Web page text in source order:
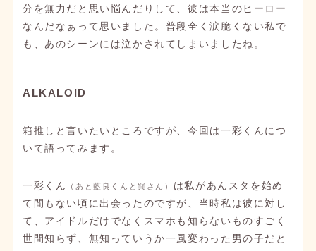
分を無力だと思い悩んだりして、彼は本当のヒーロー
なんだなぁって思いました。普段全く涙脆くない私で
も、あのシーンには泣かされてしまいましたね。
ALKALOID
箱推しと言いたいところですが、今回は一彩くんにつ
いて語ってみます。
一彩くん （あと藍良くんと巽さん）
は私があんスタを始め
て間もない頃に出会ったのですが、当時私は彼に対し
て、アイドルだけでなくスマホも知らないものすごく
世間知らず、無知っていうか一風変わった男の子だと